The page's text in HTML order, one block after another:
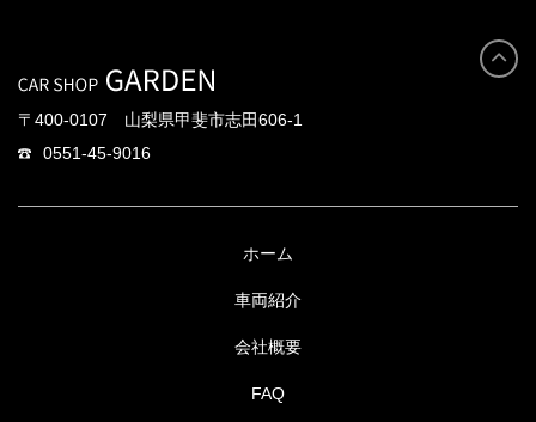
〒400-0107 山梨県甲斐市志田606-1
0551-45-9016
ホーム
車両紹介
会社概要
FAQ